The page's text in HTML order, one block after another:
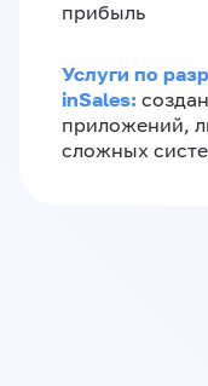
прибыль
Услуги по
inSales:
приложений,
сложных